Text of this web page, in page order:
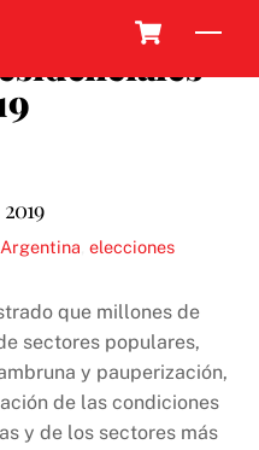
Argentina ,elecciones
que millones de
sectores populares,
y pauperización,
de las condiciones
y de los sectores más